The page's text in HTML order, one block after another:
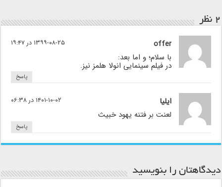
۲ نظر
offer ۱۳۹۹-۰۸-۲۵ در ۱۹:۴۷
با سلام؛ و اما بعد:
در فیلم سینمایی انولا هلمز نیز.
پاسخ
ایلیا ۱۴۰۱-۱۰-۰۲ در ۰۶:۳۸
لعنت بر فتنه یهود خبیث
پاسخ
دیدگاهتان را بنویسید